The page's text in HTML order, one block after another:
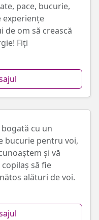
pace, bucurie,
experiențe
de om să crească
Fiți
cu un
bucurie pentru voi,
și vă
să fie
alături de voi.